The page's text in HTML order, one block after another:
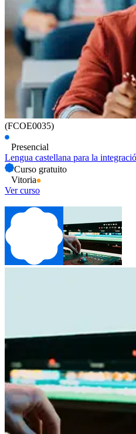
(FCOE0035)
Presencial
Lengua castellana para la
Curso gratuito
Vitoria
Ver curso